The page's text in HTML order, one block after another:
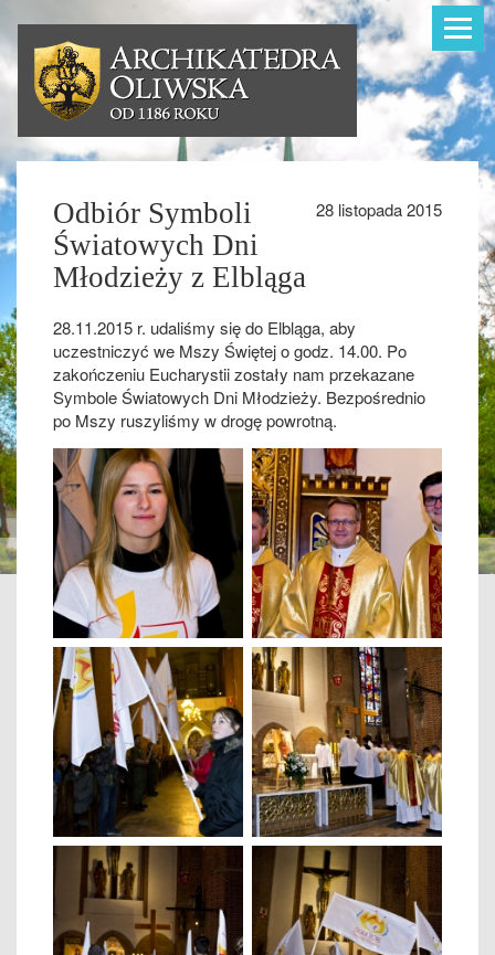
Toggle
28 listopada 2015
Odbiór Symboli
Światowych Dni
Młodzieży z Elbląga
28.11.2015 r. udaliśmy się do Elbląga, aby
uczestniczyć we Mszy Świętej o godz. 14.00. Po
zakończeniu Eucharystii zostały nam przekazane
Symbole Światowych Dni Młodzieży. Bezpośrednio
po Mszy ruszyliśmy w drogę powrotną.